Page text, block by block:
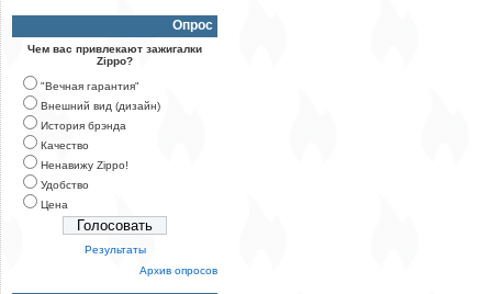
Опрос
Чем вас привлекают зажигалки
Zippo?
"Вечная гарантия"
Внешний вид (дизайн)
История брэнда
Качество
Ненавижу Zippo!
Удобство
Цена
Результаты
Архив опросов